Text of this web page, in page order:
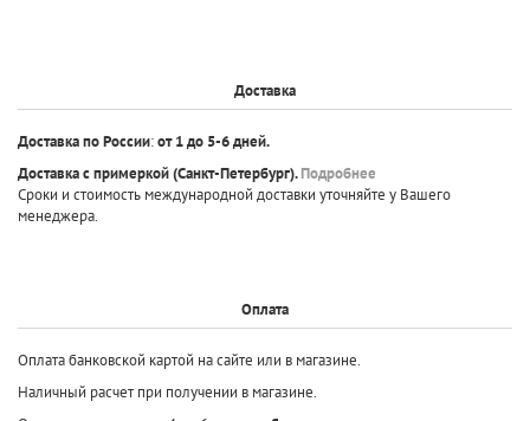
Доставка
Доставка по России:от 1 до 5-6 дней.
Доставка с примеркой(Санкт-Петербург).Подробнее
Сроки и стоимость международной доставки уточняйте у Вашего
менеджера.
Оплата
Оплата банковской картой на сайте или в магазине.
Наличный расчет при получении в магазине.